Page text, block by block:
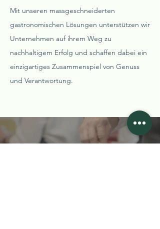
Mit unseren massgeschneiderten
gastronomischen Lösungen unterstützen wir
Unternehmen auf ihrem Weg zu
nachhaltigem Erfolg und schaffen dabei ein
einzigartiges Zusammenspiel von Genuss
und Verantwortung.